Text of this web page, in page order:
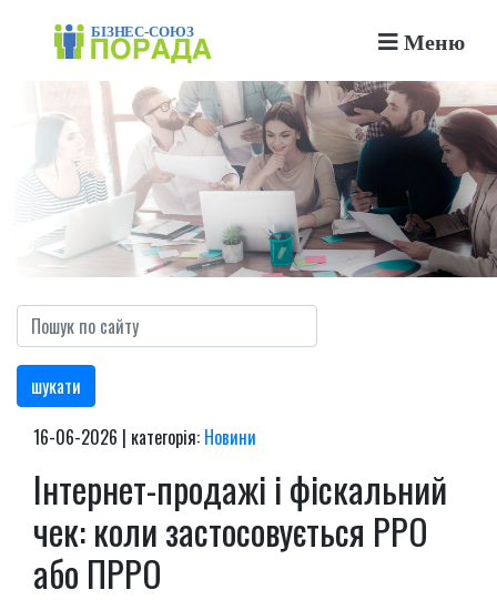
Меню
шукати
16-06-2026 | категорія: Новини
Інтернет-продажі і фіскальний
чек: коли застосовується РРО
або ПРРО